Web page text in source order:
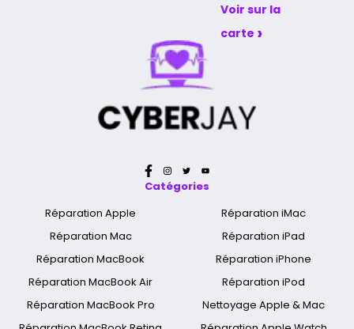
Voir sur la
carte ›
Catégories
Réparation Apple
Réparation Mac
Réparation MacBook
Réparation MacBook Air
Réparation MacBook Pro
Réparation iMac
Réparation iPad
Réparation iPhone
Réparation iPod
Nettoyage Apple & Mac